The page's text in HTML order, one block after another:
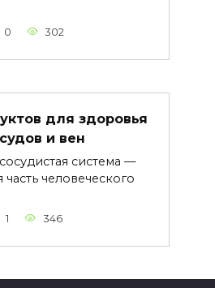
0 302
для здоровья
и вен
система —
человеческого
1 346